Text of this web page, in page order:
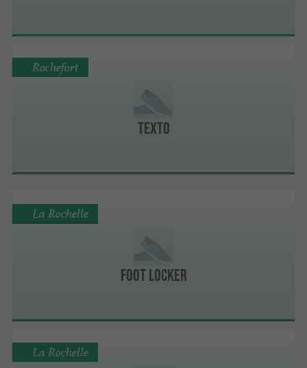
TEXTO
Rochefort
Foot Locker
La Rochelle
La Rochelle